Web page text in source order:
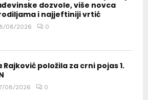
dozvole, više novca
i najjeftiniji vrtić
08/2026 0
Rajković položila za crni pojas 1.
08/2026 0